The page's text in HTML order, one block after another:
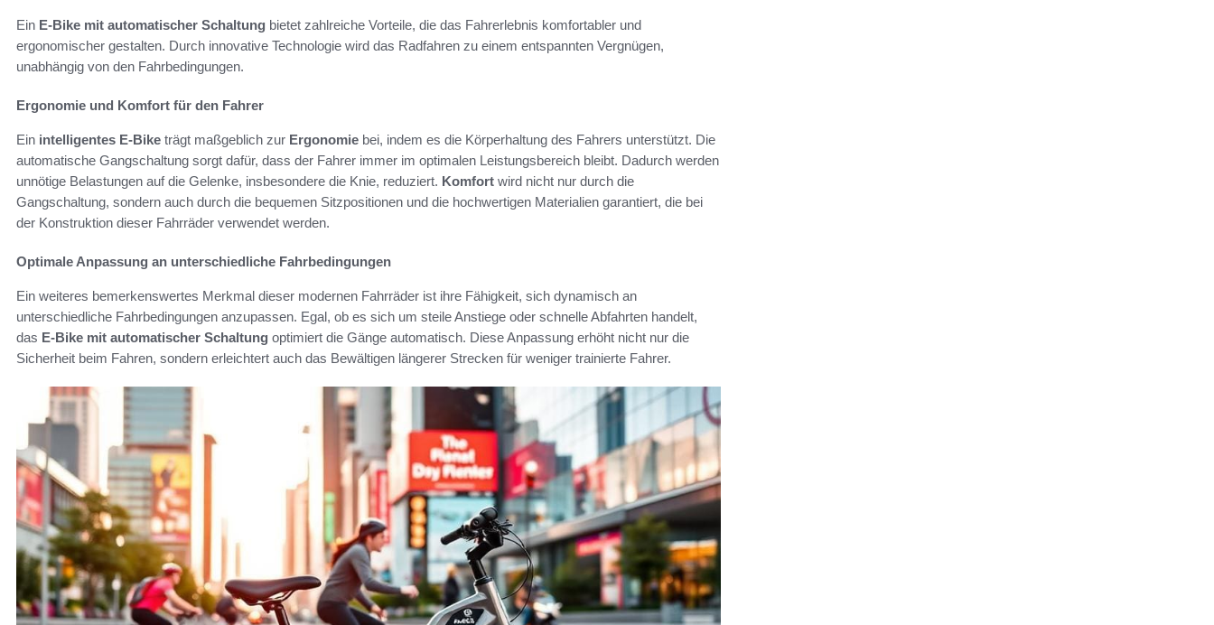
Ein E-Bike mit automatischer Schaltung bietet zahlreiche Vorteile, die das Fahrerlebnis komfortabler und
ergonomischer gestalten. Durch innovative Technologie wird das Radfahren zu einem entspannten Vergnügen,
unabhängig von den Fahrbedingungen.
Ergonomie und Komfort für den Fahrer
Ein intelligentes E-Bike trägt maßgeblich zur Ergonomie bei, indem es die Körperhaltung des Fahrers unterstützt. Die
automatische Gangschaltung sorgt dafür, dass der Fahrer immer im optimalen Leistungsbereich bleibt. Dadurch werden
unnötige Belastungen auf die Gelenke, insbesondere die Knie, reduziert. Komfort wird nicht nur durch die
Gangschaltung, sondern auch durch die bequemen Sitzpositionen und die hochwertigen Materialien garantiert, die bei
der Konstruktion dieser Fahrräder verwendet werden.
Optimale Anpassung an unterschiedliche Fahrbedingungen
Ein weiteres bemerkenswertes Merkmal dieser modernen Fahrräder ist ihre Fähigkeit, sich dynamisch an
unterschiedliche Fahrbedingungen anzupassen. Egal, ob es sich um steile Anstiege oder schnelle Abfahrten handelt,
das E-Bike mit automatischer Schaltung optimiert die Gänge automatisch. Diese Anpassung erhöht nicht nur die
Sicherheit beim Fahren, sondern erleichtert auch das Bewältigen längerer Strecken für weniger trainierte Fahrer.